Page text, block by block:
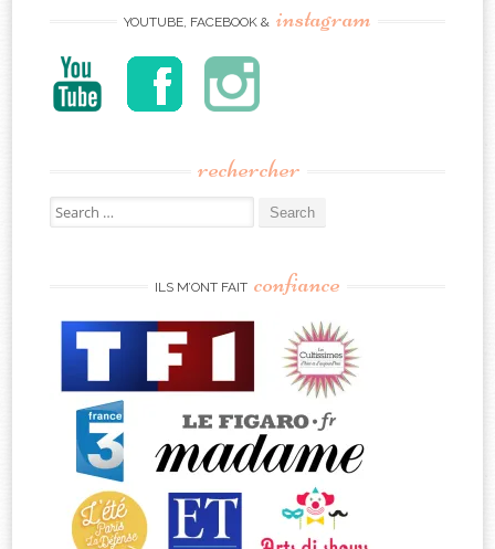
YOUTUBE, FACEBOOK & instagram
rechercher
Search
for:
ILS M’ONT FAIT confiance